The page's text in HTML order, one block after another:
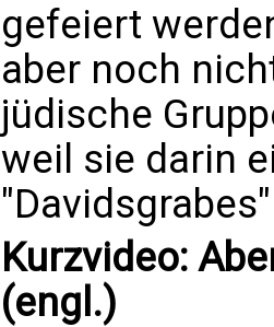
gefeiert
aber noch
jüdische
weil sie darin
Kurzvideo:
(engl.)